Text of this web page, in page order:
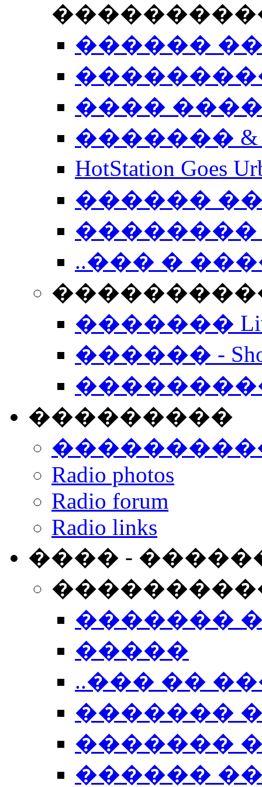
������
����
�������
HotStation
������
��������
..��� �
����������
�������
������ -
���������
Radio photos
Radio forum
Radio links
���� -
�������
�����
..��� ��
�������
�������
������